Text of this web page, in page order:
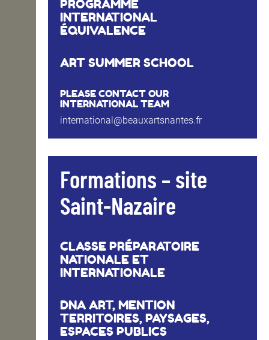
PROGRAMME
INTERNATIONAL
ÉQUIVALENCE
ART SUMMER SCHOOL
PLEASE CONTACT OUR
INTERNATIONAL TEAM
international@beauxartsnantes.fr
Formations – site
Saint-Nazaire
CLASSE PRÉPARATOIRE
NATIONALE ET
INTERNATIONALE
DNA ART, MENTION
TERRITOIRES, PAYSAGES,
ESPACES PUBLICS